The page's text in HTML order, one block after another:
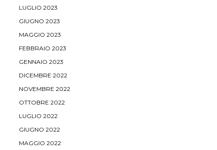
LUGLIO 2023
GIUGNO 2023
MAGGIO 2023
FEBBRAIO 2023
GENNAIO 2023
DICEMBRE 2022
NOVEMBRE 2022
OTTOBRE 2022
LUGLIO 2022
GIUGNO 2022
MAGGIO 2022